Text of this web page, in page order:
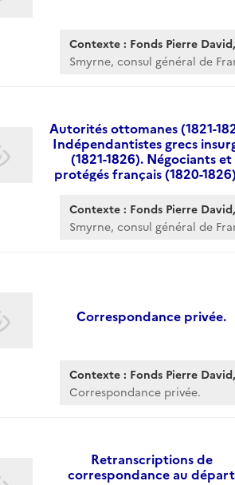
Contexte : Fonds Pierre
Smyrne, consul général de
Autorités ottomanes (1821-
Indépendantistes grecs
(1821-1826). Négociants et
protégés français (1820-
Contexte : Fonds Pierre
Smyrne, consul général de
Correspondance privée.
Contexte : Fonds Pierre
Correspondance privée.
Retranscriptions de
correspondance au départ